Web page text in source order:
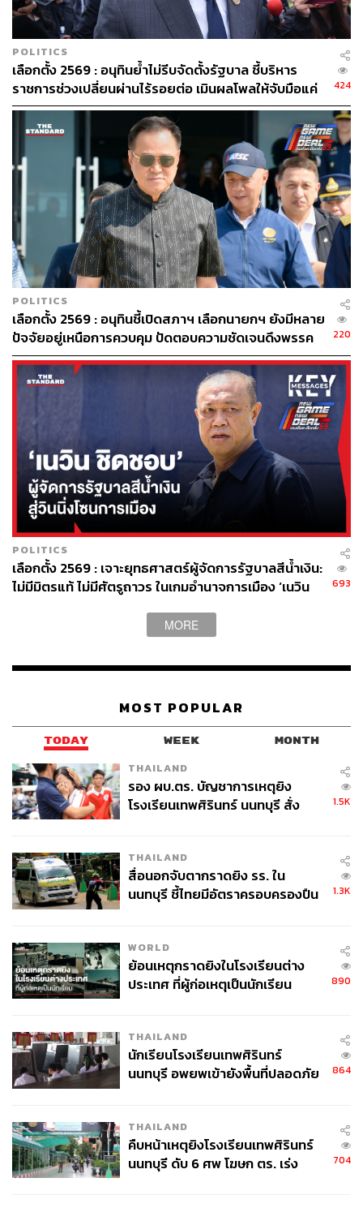
POLITICS
เลือกตั้ง 2569 : อนุทินย้ำไม่รีบจัดตั้งรัฐบาล ชี้บริหาร
ราชการช่วงเปลี่ยนผ่านไร้รอยต่อ เมินผลโพลให้จับมือแค่
เพื่อไทย ขอรอความชัดเจนจำนวน สส. ก่อนขยับ
424
POLITICS
เลือกตั้ง 2569 : อนุทินชี้เปิดสภาฯ เลือกนายกฯ ยังมีหลาย
ปัจจัยอยู่เหนือการควบคุม ปัดตอบความชัดเจนดึงพรรค
กล้าธรรมร่วมรัฐบาล
220
POLITICS
เลือกตั้ง 2569 : เจาะยุทธศาสตร์ผู้จัดการรัฐบาลสีน้ำเงิน:
ไม่มีมิตรแท้ ไม่มีศัตรูถาวร ในเกมอำนาจการเมือง ‘เนวิน
693
MORE
MOST POPULAR
TODAY WEEK MONTH
THAILAND
รอง ผบ.ตร. บัญชาการเหตุยิง
โรงเรียนเทพศิรินทร์ นนทบุรี สั่ง
1.5K
THAILAND
สื่อนอกจับตากราดยิง รร. ใน
นนทบุรี ชี้ไทยมีอัตราครอบครองปืน
1.3K
WORLD
ย้อนเหตุกราดยิงในโรงเรียนต่าง
ประเทศ ที่ผู้ก่อเหตุเป็นนักเรียน
890
THAILAND
นักเรียนโรงเรียนเทพศิรินทร์
นนทบุรี อพยพเข้ายังพื้นที่ปลอดภัย
864
THAILAND
คืบหน้าเหตุยิงโรงเรียนเทพศิรินทร์
นนทบุรี ดับ 6 ศพ โฆษก ตร. เร่ง
704